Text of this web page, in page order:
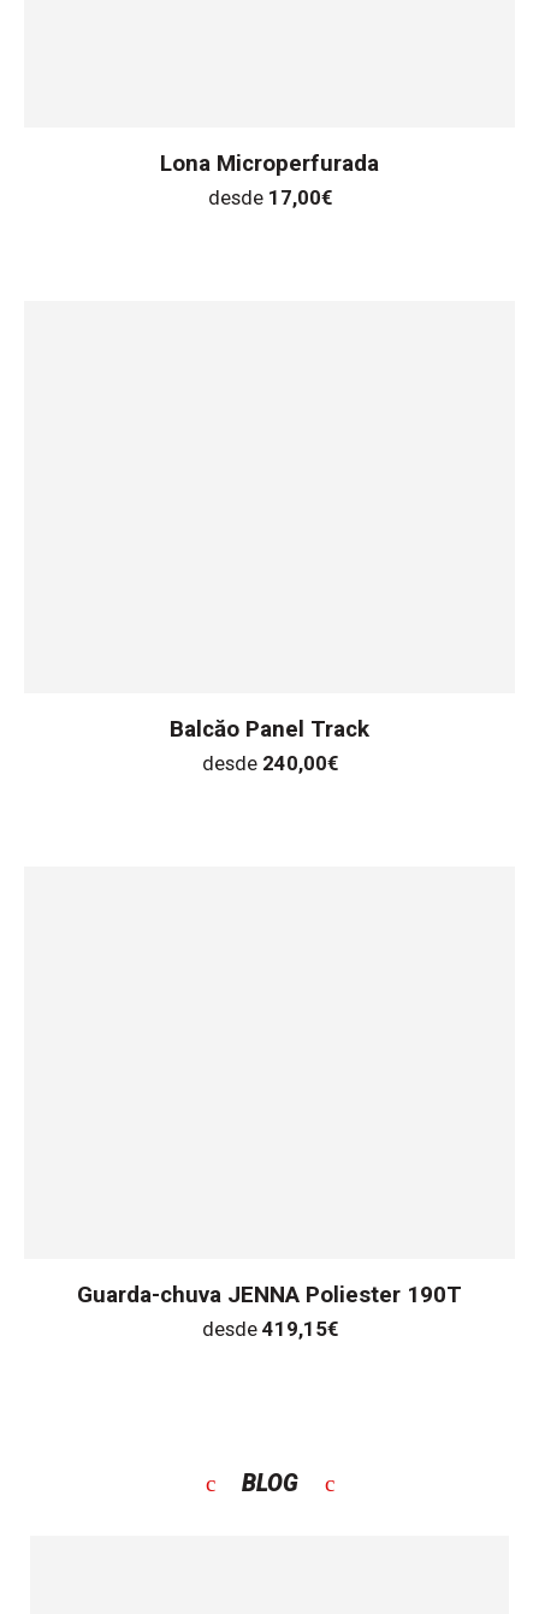
Lona Microperfurada
desde 17,00€
Balcăo Panel Track
desde 240,00€
Guarda-chuva JENNA Poliester 190T
desde 419,15€
BLOG